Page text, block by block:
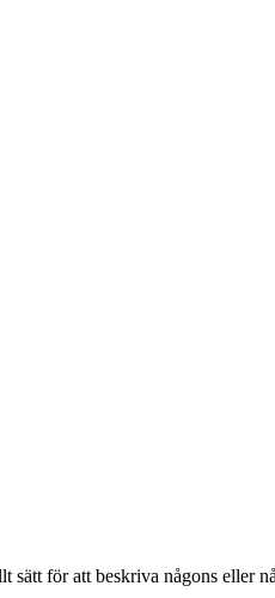
sätt för att beskriva någons eller